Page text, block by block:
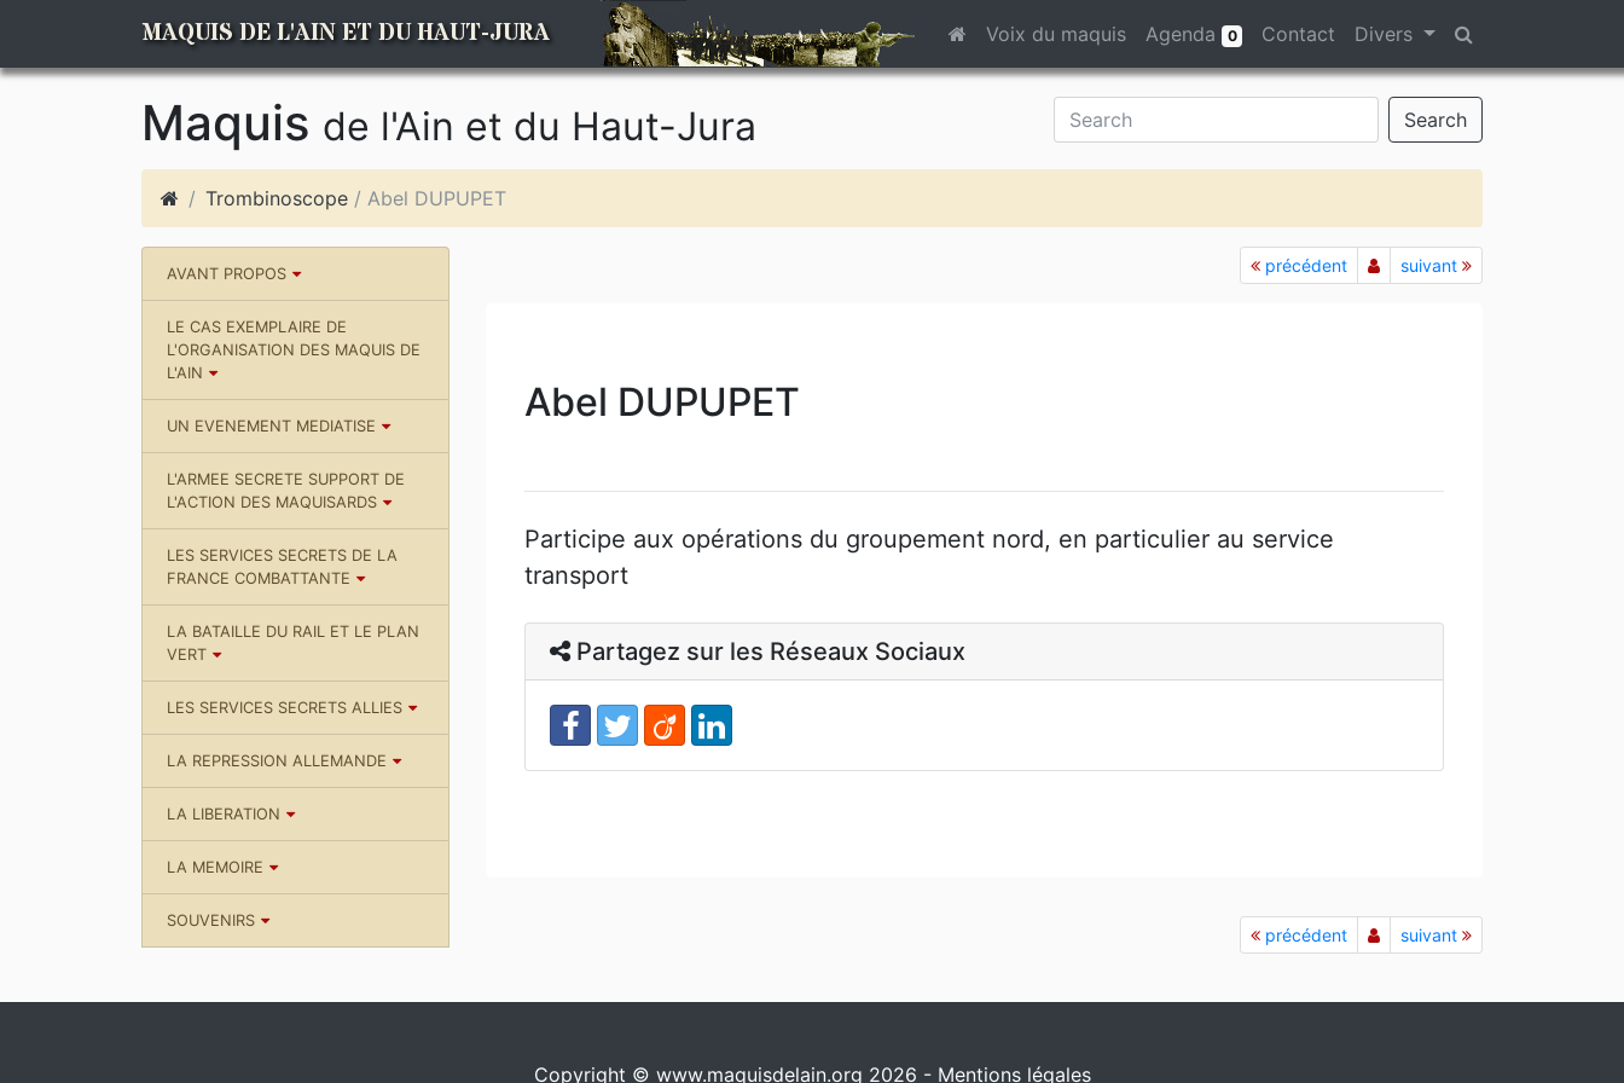
MAQUIS DE L'AIN ET DU HAUT-JURA Voix du maquis Agenda 0 Contact Divers
Search
Maquis de l'Ain et du Haut-Jura
Trombinoscope / Abel DUPUPET
AVANT PROPOS
LE CAS EXEMPLAIRE DE
L'ORGANISATION DES MAQUIS DE
L'AIN
UN EVENEMENT MEDIATISE
L'ARMEE SECRETE SUPPORT DE
L'ACTION DES MAQUISARDS
LES SERVICES SECRETS DE LA
FRANCE COMBATTANTE
LA BATAILLE DU RAIL ET LE PLAN
VERT
LES SERVICES SECRETS ALLIES
LA REPRESSION ALLEMANDE
LA LIBERATION
LA MEMOIRE
SOUVENIRS
précédent suivant
Abel DUPUPET
Participe aux opérations du groupement nord, en particulier au service
transport
Partagez sur les Réseaux Sociaux
précédent suivant
Copyright © www.maquisdelain.org 2026 - Mentions légales